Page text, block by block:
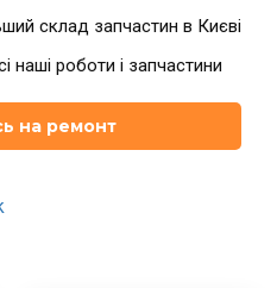
склад запчастин в Києві
наші роботи і запчастини
на ремонт